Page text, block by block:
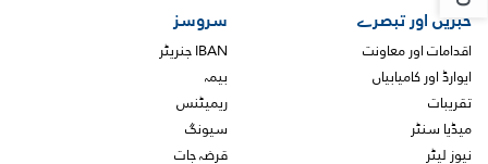
خبریں اور تبصرے
اقدامات اور معاونت
ایوارڈ اور کامیابیاں
تقریبات
میڈیا سنٹر
نیوز لیٹر
سروسز
IBAN جنریٹر
بیمہ
ریمیٹنس
سیونگ
قرضہ جات